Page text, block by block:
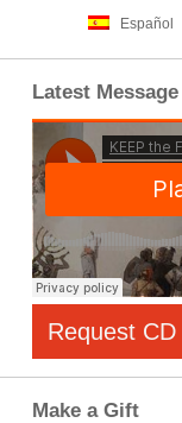
Español
Latest Message
Request CD
Make a Gift